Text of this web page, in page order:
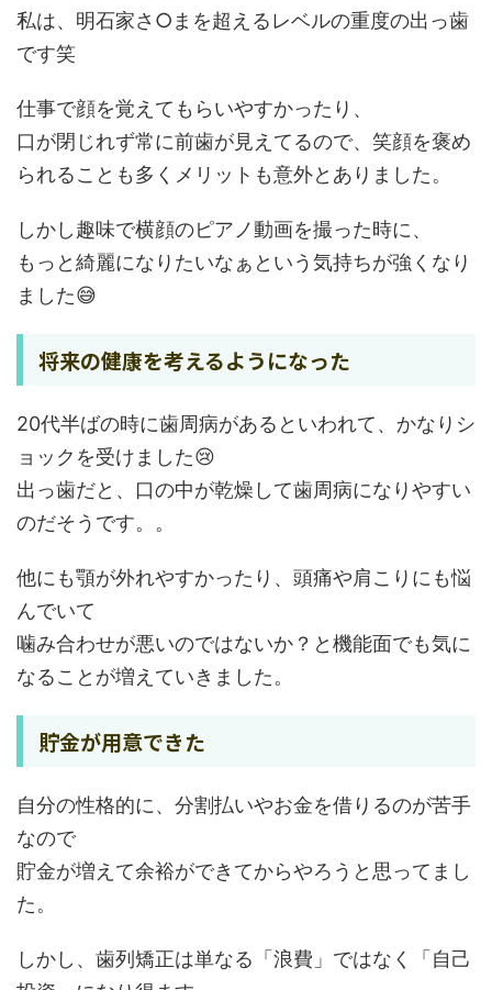
私は、明石家さ○まを超えるレベルの重度の出っ歯
です笑
仕事で顔を覚えてもらいやすかったり、
口が閉じれず常に前歯が見えてるので、笑顔を褒め
られることも多くメリットも意外とありました。
しかし趣味で横顔のピアノ動画を撮った時に、
もっと綺麗になりたいなぁという気持ちが強くなり
ました😅
将来の健康を考えるようになった
20代半ばの時に歯周病があるといわれて、かなりシ
ョックを受けました😢
出っ歯だと、口の中が乾燥して歯周病になりやすい
のだそうです。。
他にも顎が外れやすかったり、頭痛や肩こりにも悩
んでいて
噛み合わせが悪いのではないか？と機能面でも気に
なることが増えていきました。
貯金が用意できた
自分の性格的に、分割払いやお金を借りるのが苦手
なので
貯金が増えて余裕ができてからやろうと思ってまし
た。
しかし、歯列矯正は単なる「浪費」ではなく「自己